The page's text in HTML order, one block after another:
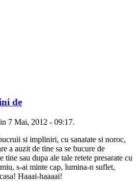
de
7 Mai, 2012 - 09:17.
si impliniri, cu sanatate si noroc,
a auzit de tine sa se bucure de
tine sau dupa ale tale retete presarate cu
s-ai minte cap, lumina-n suflet,
Haaai-haaaai!